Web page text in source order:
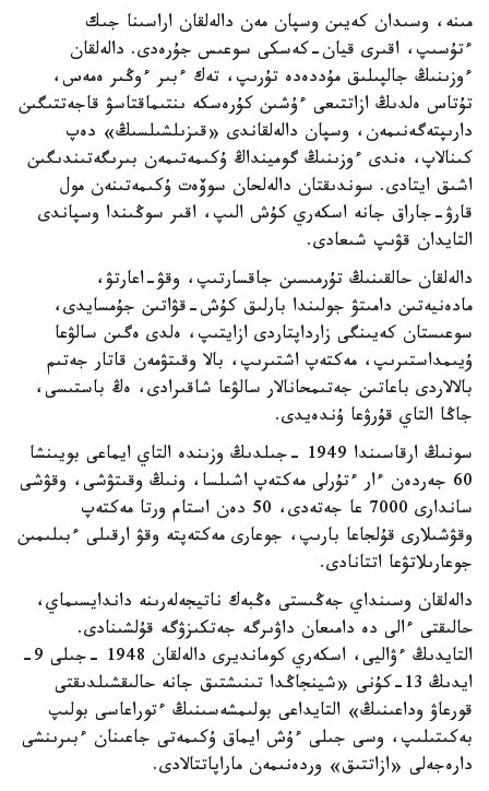
مىنە، وسىدان كەيىن وسپان مەن دالەلقان اراسىنا جىك
ءتۇسىپ، اقىرى قيان-كەسكى سوعىس جۇرەدى. دالەلقان
ءوزىنىڭ جالپىلىق مۇددەدە تۇرىپ، تەك ءبىر ءوڭىر ەمەس،
تۇتاس ەلدىڭ ازاتتىعى ءۇشىن كۇرەسكە ىنتىماقتاسۋ قاجەتتىگىن
دارىپتەگەنىمەن، وسپان دالەلقاندى «قىزىلشىلسىڭ» دەپ
كىنالاپ، ەندى ءوزىنىڭ گومينداڭ ۇكىمەتىمەن بىرىگەتىندىگىن
اشىق ايتادى. سوندىقتان دالەلحان سوۆەت ۇكىمەتىنەن مول
قارۋ-جاراق جانە اسكەري كۇش الىپ، اقىر سوڭىندا وسپاندى
التايدان قۋىپ شىعادى.
دالەلقان حالقىنىڭ تۇرمىسىن جاقسارتىپ، وقۋ-اعارتۋ،
مادەنيەتىن دامىتۋ جولىندا بارلىق كۇش-قۋاتىن جۇمسايدى،
سوعىستان كەيىنگى زارداپتاردى ازايتىپ، ەلدى ەگىن سالۋعا
ۇيىمداستىرىپ، مەكتەپ اشتىرىپ، بالا وقىتۋمەن قاتار جەتىم
بالالاردى باعاتىن جەتىمحانالار سالۋعا شاقىرادى، ەڭ باستىسى،
جاڭا التاي قۇرۋعا ۇندەيدى.
سونىڭ ارقاسىندا 1949 -جىلدىڭ وزىندە التاي ايماعى بويىنشا
60 جەردەن ءار ءتۇرلى مەكتەپ اشىلسا، ونىڭ وقىتۋشى، وقۋشى
ساندارى 7000 عا جەتەدى، 50 دەن استام ورتا مەكتەپ
وقۋشىلارى قۇلجاعا بارىپ، جوعارى مەكتەپتە وقۋ ارقىلى ءبىلىمىن
جوعارىلاتۋعا اتتانادى.
دالەلقان وسىنداي جەڭىستى ەڭبەك ناتيجەلەرىنە داندايسىماي،
حالىقتى ءالى دە دامىعان داۋىرگە جەتكىزۋگە قۇلشىنادى.
التايدىڭ ءۋاليى، اسكەري كومانديرى دالەلقان 1948 -جىلى 9-
ايدىڭ 13-كۇنى «شينجاڭدا تىنىشتىق جانە حالىقشىلدىقتى
قورعاۋ وداعىنىڭ» التايداعى بولىمشەسىنىڭ ءتوراعاسى بولىپ
بەكىتىلىپ، وسى جىلى ءۇش ايماق ۇكىمەتى جاعىنان ءبىرىنشى
دارەجەلى «ازاتتىق» وردەنىمەن ماراپاتتالادى.